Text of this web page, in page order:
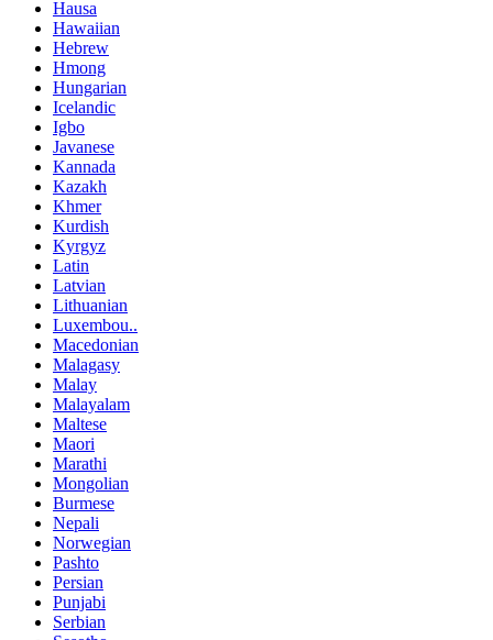
Hausa
Hawaiian
Hebrew
Hmong
Hungarian
Icelandic
Igbo
Javanese
Kannada
Kazakh
Khmer
Kurdish
Kyrgyz
Latin
Latvian
Lithuanian
Luxembou..
Macedonian
Malagasy
Malay
Malayalam
Maltese
Maori
Marathi
Mongolian
Burmese
Nepali
Norwegian
Pashto
Persian
Punjabi
Serbian